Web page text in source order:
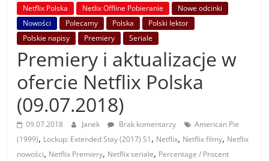
Netflix Polska
Netlix Offline Pobieranie
Nowe odcinki
Nowości
Polecamy Polska
Polski lektor
Polskie napisy
Premiery Seriale
Premiery i aktualizacje w
ofercie Netflix Polska
(09.07.2018)
09.07.2018 Janek Brak komentarzy
American Pie
(1999), Lockup: Extended Stay (2017) S1, Netflix, Netflix filmy, Netflix
nowości, Netflix Premiery, Netflix seriale, Percentage / Procent